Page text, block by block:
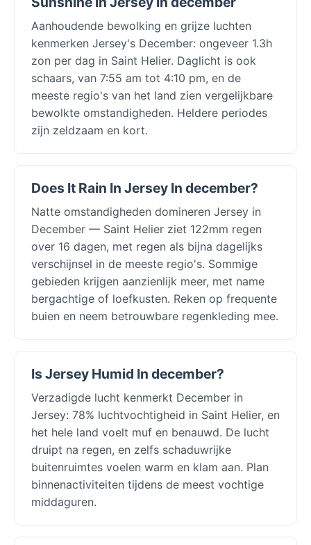
Aanhoudende bewolking en grijze luchten
kenmerken Jersey's December: ongeveer 1.3h
zon per dag in Saint Helier. Daglicht is ook
schaars, van 7:55 am tot 4:10 pm, en de
meeste regio's van het land zien vergelijkbare
bewolkte omstandigheden. Heldere periodes
zijn zeldzaam en kort.
Does It Rain In Jersey In december?
Natte omstandigheden domineren Jersey in
December — Saint Helier ziet 122mm regen
over 16 dagen, met regen als bijna dagelijks
verschijnsel in de meeste regio's. Sommige
gebieden krijgen aanzienlijk meer, met name
bergachtige of loefkusten. Reken op frequente
buien en neem betrouwbare regenkleding mee.
Is Jersey Humid In december?
Verzadigde lucht kenmerkt December in
Jersey: 78% luchtvochtigheid in Saint Helier, en
het hele land voelt muf en benauwd. De lucht
druipt na regen, en zelfs schaduwrijke
buitenruimtes voelen warm en klam aan. Plan
binnenactiviteiten tijdens de meest vochtige
middaguren.